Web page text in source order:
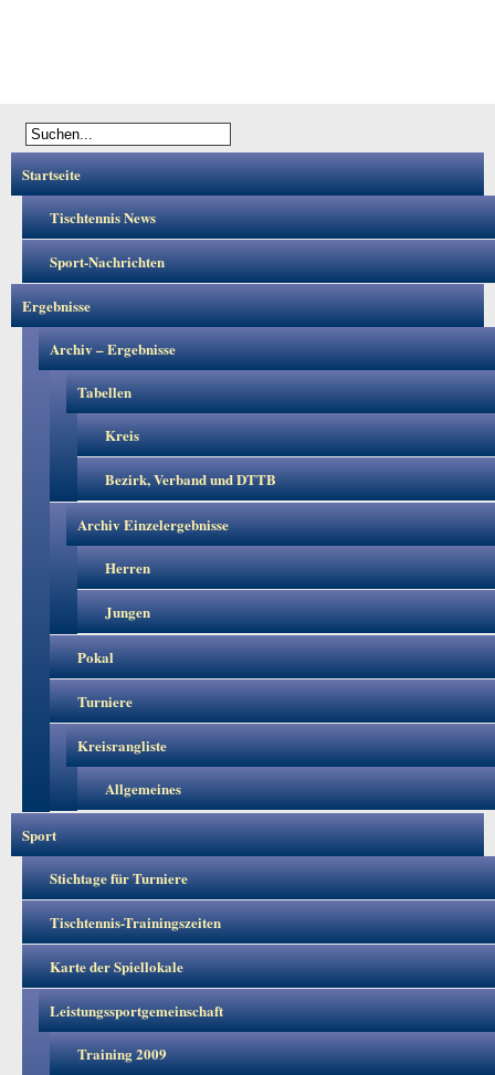
Startseite
Tischtennis News
Sport-Nachrichten
Ergebnisse
Archiv – Ergebnisse
Tabellen
Kreis
Bezirk, Verband und DTTB
Archiv Einzelergebnisse
Herren
Jungen
Pokal
Turniere
Kreisrangliste
Allgemeines
Sport
Stichtage für Turniere
Tischtennis-Trainingszeiten
Karte der Spiellokale
Leistungssportgemeinschaft
Training 2009